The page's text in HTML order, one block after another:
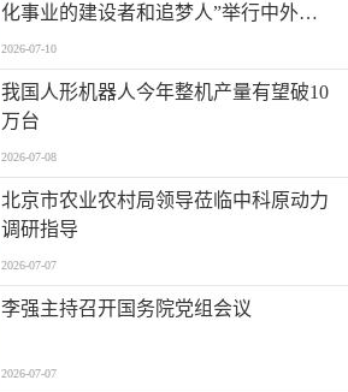
化事业的建设者和追梦人”举行中外记
者见面会
2026-07-10
我国人形机器人今年整机产量有望破10
万台
2026-07-08
北京市农业农村局领导莅临中科原动力
调研指导
2026-07-07
李强主持召开国务院党组会议
2026-07-07